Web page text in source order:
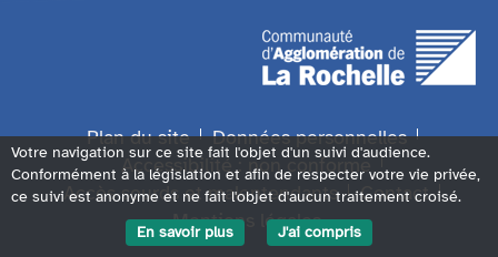
Plan du site
Données personnelles
Accessibilité : non conforme
Accès sourds et malentendants
Contact
Mentions légales
Votre navigation sur ce site fait l'objet d'un suivi d'audience.
Conformément à la législation et afin de respecter votre vie privée,
ce suivi est anonyme et ne fait l'objet d'aucun traitement croisé.
En savoir plus
J'ai compris